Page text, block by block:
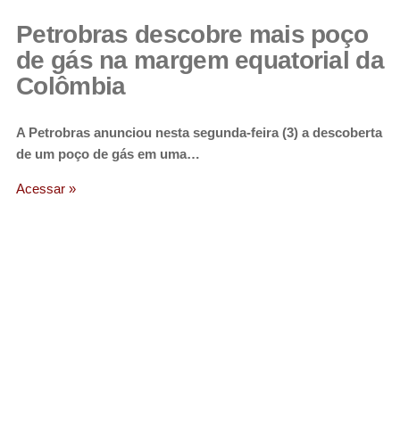
Petrobras descobre mais poço
de gás na margem equatorial da
Colômbia
A Petrobras anunciou nesta segunda-feira (3) a descoberta
de um poço de gás em uma…
Acessar »